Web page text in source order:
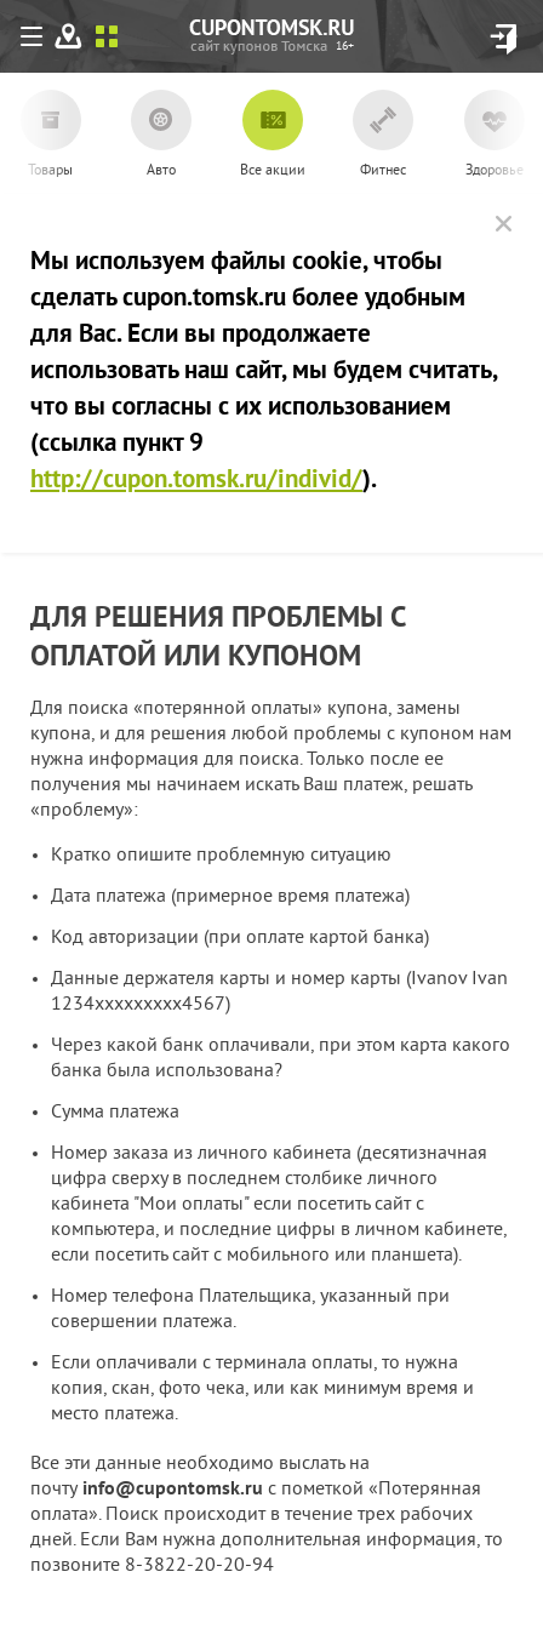
16+
Товары Авто Все акции Фитнес Здоровье
Мы используем файлы сookie, чтобы
сделать cupon.tomsk.ru более удобным
для Вас. Если вы продолжаете
использовать наш сайт, мы будем считать,
что вы согласны с их использованием
(ссылка пункт 9
http://cupon.tomsk.ru/individ/).
ДЛЯ РЕШЕНИЯ ПРОБЛЕМЫ С
ОПЛАТОЙ ИЛИ КУПОНОМ
Для поиска «потерянной оплаты» купона, замены
купона, и для решения любой проблемы с купоном нам
нужна информация для поиска. Только после ее
получения мы начинаем искать Ваш платеж, решать
«проблему»:
Кратко опишите проблемную ситуацию
Дата платежа (примерное время платежа)
Код авторизации (при оплате картой банка)
Данные держателя карты и номер карты (Ivanov Ivan
1234xxxxxxxxx4567)
Через какой банк оплачивали, при этом карта какого
банка была использована?
Сумма платежа
Номер заказа из личного кабинета (десятизначная
цифра сверху в последнем столбике личного
кабинета "Мои оплаты" если посетить сайт с
компьютера, и последние цифры в личном кабинете,
если посетить сайт с мобильного или планшета).
Номер телефона Плательщика, указанный при
совершении платежа.
Если оплачивали с терминала оплаты, то нужна
копия, скан, фото чека, или как минимум время и
место платежа.
Все эти данные необходимо выслать на
почту info@cupontomsk.ru с пометкой «Потерянная
оплата». Поиск происходит в течение трех рабочих
дней. Если Вам нужна дополнительная информация, то
позвоните 8-3822-20-20-94